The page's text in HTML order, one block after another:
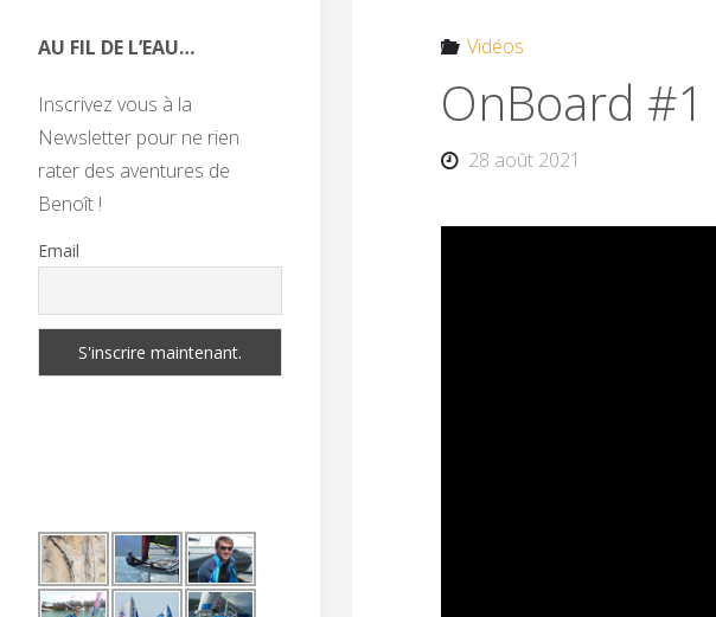
Vidéos
OnBoard #1
28 août 2021
AU FIL DE L’EAU…
Inscrivez vous à la
Newsletter pour ne rien
rater des aventures de
Benoît !
Email